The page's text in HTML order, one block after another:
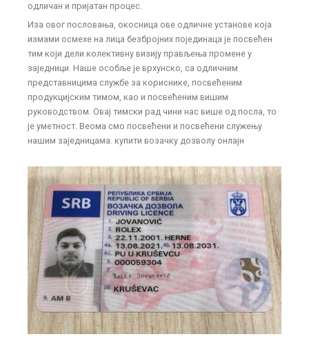
одличан и пријатан процес.
Иза овог пословања, окосница ове одличне установе која
измами осмехе на лица безбројних појединаца је посвећен
тим који дели колективну визију прављења промене у
заједници. Наше особље је врхунско, са одличним
представницима службе за кориснике, посвећеним
продукцијским тимом, као и посвећеним вишим
руководством. Овај тимски рад чини нас више од посла, то
је уметност. Веома смо посвећени и посвећени служењу
нашим заједницама. купити возачку дозволу онлајн